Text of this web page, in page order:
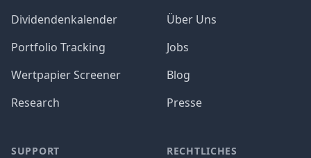
Dividendenkalender
Portfolio Tracking
Wertpapier Screener
Research
SUPPORT
Über Uns
Jobs
Blog
Presse
RECHTLICHES